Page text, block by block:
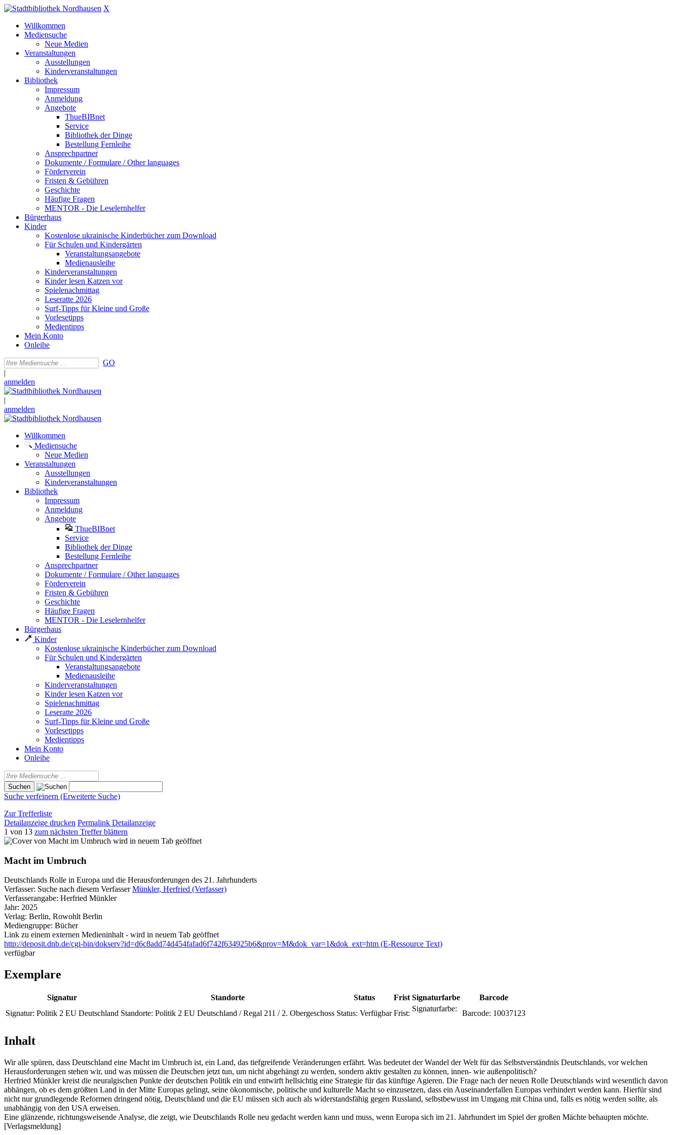
X
Willkommen
Mediensuche
Neue Medien
Veranstaltungen
Ausstellungen
Kinderveranstaltungen
Bibliothek
Impressum
Anmeldung
Angebote
ThueBIBnet
Service
Bibliothek der Dinge
Bestellung Fernleihe
Ansprechpartner
Dokumente / Formulare / Other languages
Förderverein
Fristen & Gebühren
Geschichte
Häufige Fragen
MENTOR - Die Leselernhelfer
Bürgerhaus
Kinder
Kostenlose ukrainische Kinderbücher zum Download
Für Schulen und Kindergärten
Veranstaltungsangebote
Medienausleihe
Kinderveranstaltungen
Kinder lesen Katzen vor
Spielenachmittag
Leseratte 2026
Surf-Tipps für Kleine und Große
Vorlesetipps
Medientipps
Mein Konto
Onleihe
GO
|
anmelden
|
anmelden
Willkommen
Mediensuche
Neue Medien
Veranstaltungen
Ausstellungen
Kinderveranstaltungen
Bibliothek
Impressum
Anmeldung
Angebote
ThueBIBnet
Service
Bibliothek der Dinge
Bestellung Fernleihe
Ansprechpartner
Dokumente / Formulare / Other languages
Förderverein
Fristen & Gebühren
Geschichte
Häufige Fragen
MENTOR - Die Leselernhelfer
Bürgerhaus
Kinder
Kostenlose ukrainische Kinderbücher zum Download
Für Schulen und Kindergärten
Veranstaltungsangebote
Medienausleihe
Kinderveranstaltungen
Kinder lesen Katzen vor
Spielenachmittag
Leseratte 2026
Surf-Tipps für Kleine und Große
Vorlesetipps
Medientipps
Mein Konto
Onleihe
Suche verfeinern (Erweiterte Suche)
Zur Trefferliste
Detailanzeige drucken Permalink Detailanzeige
1 von 13 zum nächsten Treffer blättern
wird in neuem Tab geöffnet
Macht im Umbruch
Deutschlands Rolle in Europa und die Herausforderungen des 21. Jahrhunderts
Verfasser: Suche nach diesem Verfasser Münkler, Herfried (Verfasser)
Verfasserangabe: Herfried Münkler
Jahr: 2025
Verlag: Berlin, Rowohlt Berlin
Mediengruppe: Bücher
Link zu einem externen Medieninhalt - wird in neuem Tab geöffnet
http://deposit.dnb.de/cgi-bin/dokserv?id=d6c8add74d454fafad6f742f634925b6&prov=M&dok_var=1&dok_ext=htm (E-Ressource Text)
verfügbar
Exemplare
Signatur Standorte Status Frist Signaturfarbe
Barcode
Signatur: Politik 2 EU Deutschland Standorte: Politik 2 EU Deutschland / Regal 211 / 2. Obergeschoss Status: Verfügbar Frist:
Signaturfarbe:
Barcode: 10037123
Inhalt
Wir alle spüren, dass Deutschland eine Macht im Umbruch ist, ein Land, das tiefgreifende Veränderungen erfährt. Was bedeutet der Wandel der Welt für das Selbstverständnis Deutschlands, vor welchen
Herausforderungen stehen wir, und was müssen die Deutschen jetzt tun, um nicht abgehängt zu werden, sondern aktiv gestalten zu können, innen- wie außenpolitisch?
Herfried Münkler kreist die neuralgischen Punkte der deutschen Politik ein und entwirft hellsichtig eine Strategie für das künftige Agieren. Die Frage nach der neuen Rolle Deutschlands wird wesentlich davon
abhängen, ob es dem größten Land in der Mitte Europas gelingt, seine ökonomische, politische und kulturelle Macht so einzusetzen, dass ein Auseinanderfallen Europas verhindert werden kann. Hierfür sind
nicht nur grundlegende Reformen dringend nötig, Deutschland und die EU müssen sich auch als widerstandsfähig gegen Russland, selbstbewusst im Umgang mit China und, falls es nötig werden sollte, als
unabhängig von den USA erweisen.
Eine glänzende, richtungsweisende Analyse, die zeigt, wie Deutschlands Rolle neu gedacht werden kann und muss, wenn Europa sich im 21. Jahrhundert im Spiel der großen Mächte behaupten möchte.
[Verlagsmeldung]